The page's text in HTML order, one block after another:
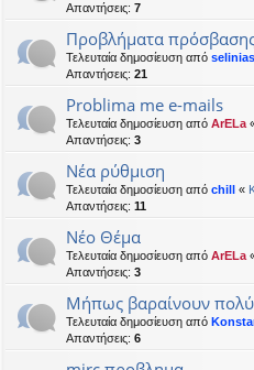
Απαντήσεις: 7
Προβλήματα
Τελευταία δημοσίευση από
Απαντήσεις: 21
Problima me e-mails
Τελευταία δημοσίευση από ArELa
Απαντήσεις: 3
Nέα ρύθμιση
Τελευταία δημοσίευση από chill «
Απαντήσεις: 11
Νέο Θέμα
Τελευταία δημοσίευση από ArELa
Απαντήσεις: 3
Μήπως βαραίνουν πολύ
Τελευταία δημοσίευση από
Απαντήσεις: 6